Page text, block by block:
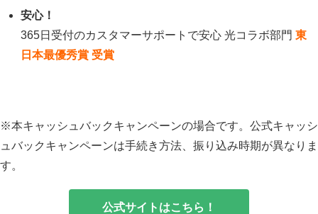
安心！
365日受付のカスタマーサポートで安心 光コラボ部門東
日本最優秀賞 受賞
※本キャッシュバックキャンペーンの場合です。公式キャッシ
ュバックキャンペーンは手続き方法、振り込み時期が異なりま
す。
公式サイトはこちら！